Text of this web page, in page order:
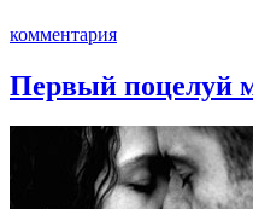
комментария
Первый поцелуй